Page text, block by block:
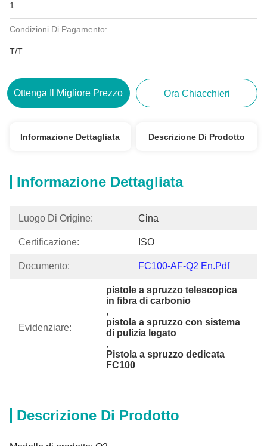
1
Condizioni Di Pagamento:
T/T
Ottenga Il Migliore Prezzo Ora Chiacchieri
Informazione Dettagliata Descrizione Di Prodotto
Informazione Dettagliata
Luogo Di Origine: Cina
Certificazione: ISO
Documento: FC100-AF-Q2 En.pdf
Evidenziare:
pistole a spruzzo telescopica
in fibra di carbonio
,
pistola a spruzzo con sistema
di pulizia legato
,
Pistola a spruzzo dedicata
FC100
Descrizione Di Prodotto